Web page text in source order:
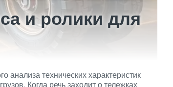
и ролики для
анализа технических характеристик
Когда речь заходит о тележках